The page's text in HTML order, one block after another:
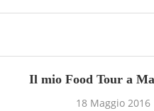
Il mio Food Tour a
18 Maggio 2016